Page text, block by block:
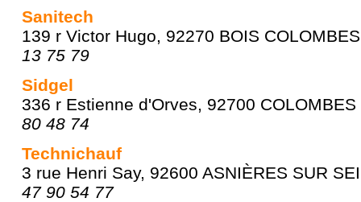
Sanitech
139 r Victor Hugo, 92270 BOIS
13 75 79
Sidgel
336 r Estienne d'Orves, 92700
80 48 74
Technichauf
3 rue Henri Say, 92600 ASNIÈRES SUR
47 90 54 77